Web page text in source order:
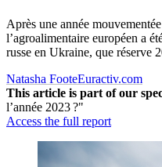
Après une année
l’agroalimentaire européen a
russe en Ukraine, que réserve
Natasha FooteEuractiv.com
This article is part of our
l’année 2023 ?"
Access the full report